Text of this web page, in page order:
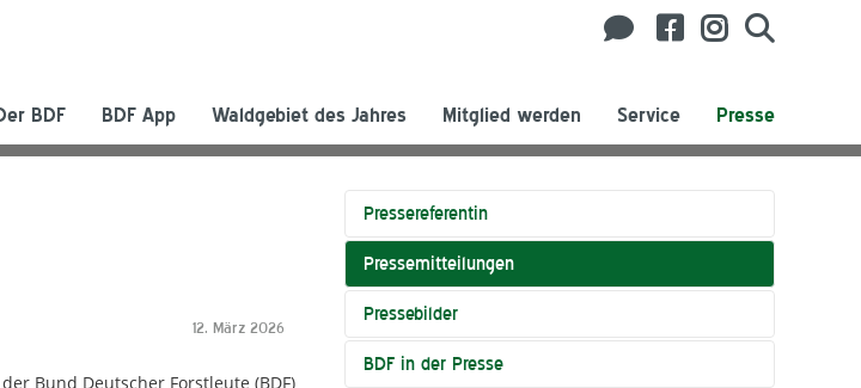
BDF BDF App Waldgebiet des Jahres Mitglied werden Service Presse
12. März 2026
Bund Deutscher Forstleute (BDF)
Pressereferentin
Pressemitteilungen
Pressebilder
BDF in der Presse